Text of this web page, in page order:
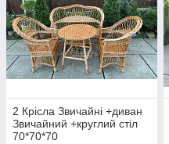
2 Крісла Звичайні +диван
Звичайний +круглий стіл
70*70*70